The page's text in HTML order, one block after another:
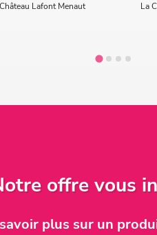
Château Lafont Menaut La
offre vous
plus sur un